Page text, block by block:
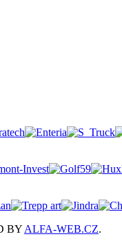
BY ALFA-WEB.CZ.